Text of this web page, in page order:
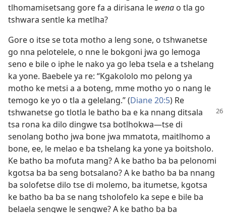
tlhomamisetsang gore fa a dirisana le wena o tla go
tshwara sentle ka metlha?
Gore o itse se tota motho a leng sone, o tshwanetse
go nna pelotelele, o nne le bokgoni jwa go lemoga
seno e bile o iphe le nako ya go leba tsela e a tshelang
ka yone. Baebele ya re: “Kgakololo mo pelong ya
motho ke metsi a a boteng, mme motho yo o nang le
temogo ke yo o tla a gelelang.” (Diane 20:5) Re
tshwanetse go tlotla le batho ba e ka nnang ditsala
tsa rona ka dilo dingwe tsa botlhokwa—tse di
senolang botho jwa bone jwa mmatota, maitlhomo a
bone, ee, le melao e ba tshelang ka yone ya boitsholo.
Ke batho ba mofuta mang? A ke batho ba ba pelonomi
kgotsa ba ba seng botsalano? A ke batho ba ba nnang
ba solofetse dilo tse di molemo, ba itumetse, kgotsa
ke batho ba ba se nang tsholofelo ka sepe e bile ba
belaela sengwe le sengwe? A ke batho ba ba